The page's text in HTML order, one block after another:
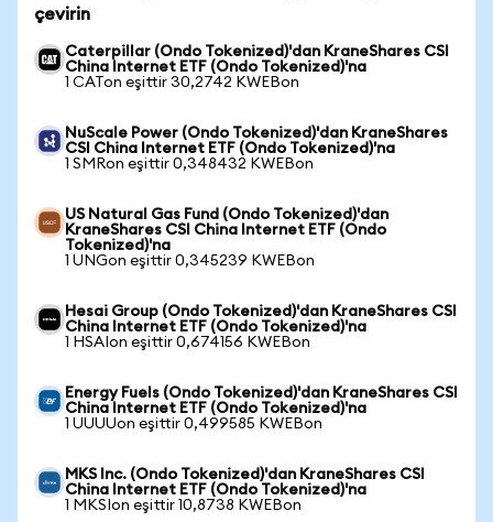
çevirin
Caterpillar (Ondo Tokenized)'dan KraneShares CSI
China Internet ETF (Ondo Tokenized)'na
1 CATon eşittir 30,2742 KWEBon
NuScale Power (Ondo Tokenized)'dan KraneShares
CSI China Internet ETF (Ondo Tokenized)'na
1 SMRon eşittir 0,348432 KWEBon
US Natural Gas Fund (Ondo Tokenized)'dan
KraneShares CSI China Internet ETF (Ondo
Tokenized)'na
1 UNGon eşittir 0,345239 KWEBon
Hesai Group (Ondo Tokenized)'dan KraneShares CSI
China Internet ETF (Ondo Tokenized)'na
1 HSAIon eşittir 0,674156 KWEBon
Energy Fuels (Ondo Tokenized)'dan KraneShares CSI
China Internet ETF (Ondo Tokenized)'na
1 UUUUon eşittir 0,499585 KWEBon
MKS Inc. (Ondo Tokenized)'dan KraneShares CSI
China Internet ETF (Ondo Tokenized)'na
1 MKSIon eşittir 10,8738 KWEBon